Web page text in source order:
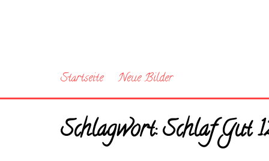
Startseite Neue Bilder
Schlagwort:Schlaf Gut